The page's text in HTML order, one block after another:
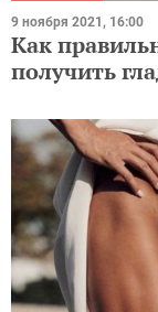
9 ноября 2021, 16:00
Как
получить